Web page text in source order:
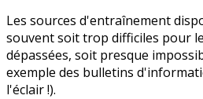
Les sources d'entraînement
souvent soit trop difficiles pour
dépassées, soit presque
exemple des bulletins
l'éclair !).